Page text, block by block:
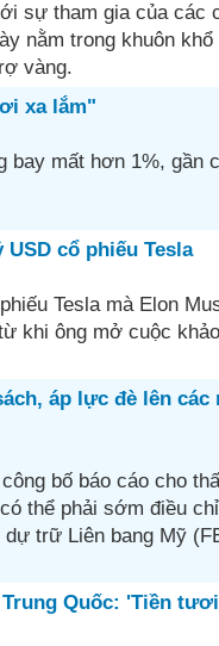
sự tham gia của các
nằm trong khuôn
vàng.
xa lắm"
bay mất hơn 1%, gần
cổ phiếu Tesla
Tesla mà Elon
khi ông mở cuộc
áp lực đè lên các
bố báo cáo cho
thể phải sớm điều
trữ Liên bang Mỹ
Quốc: 'Tiền